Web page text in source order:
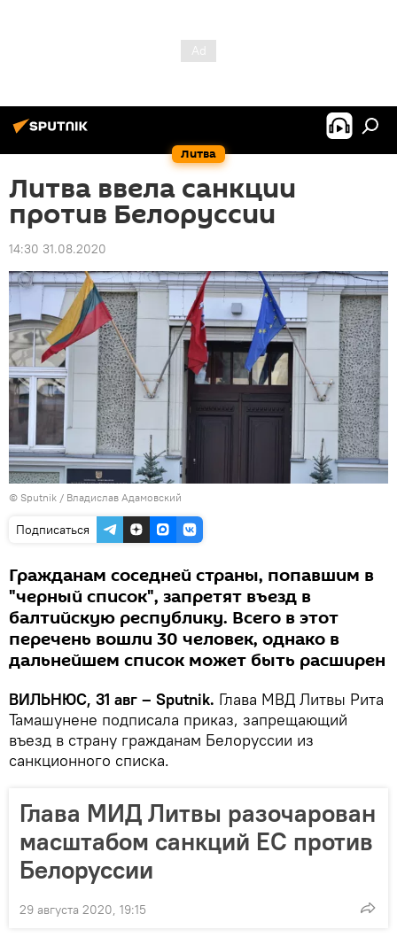
Литва
Литва ввела санкции
против Белоруссии
14:30 31.08.2020
© Sputnik / Владислав Адамовский
Подписаться
Гражданам соседней страны, попавшим в
"черный список", запретят въезд в
балтийскую республику. Всего в этот
перечень вошли 30 человек, однако в
дальнейшем список может быть расширен
ВИЛЬНЮС, 31 авг – Sputnik. Глава МВД Литвы Рита
Тамашунене подписала приказ, запрещающий
въезд в страну гражданам Белоруссии из
санкционного списка.
Глава МИД Литвы разочарован
масштабом санкций ЕС против
Белоруссии
29 августа 2020, 19:15